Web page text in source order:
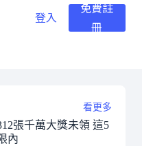
登入
免費註
冊
看更多
張千萬大獎未領 這5
內